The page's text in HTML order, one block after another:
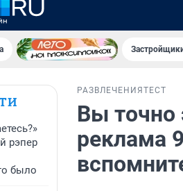
рэпер
было
РАЗВЛЕЧЕНИЯ ТЕСТ
Вы точно
реклама